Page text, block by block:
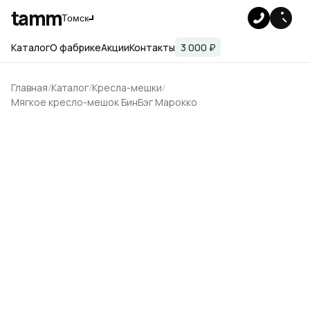
tammТомск
КаталогО фабрикеАкцииКонтакты 3 000 ₽
Главная Каталог Кресла-мешки
Мягкое кресло-мешок БинБэг Марокко